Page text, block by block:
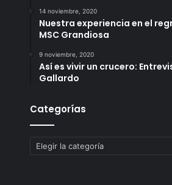
14 noviembre, 2020
Nuestra experiencia en el
MSC Grandiosa
9 noviembre, 2020
Así es vivir un crucero:
Gallardo
Categorías
Categorías